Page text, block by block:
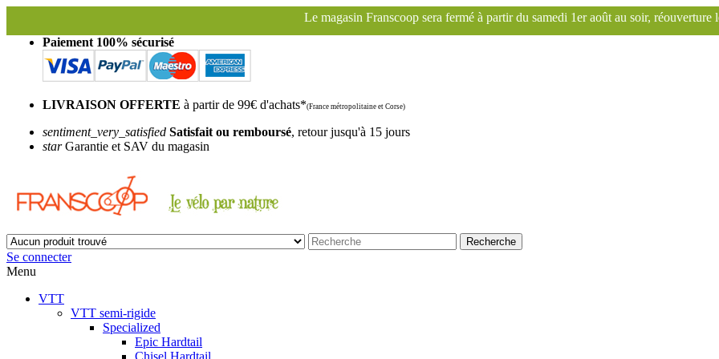
Le magasin Franscoop sera fermé à partir du samedi 1er août au soir, réouverture le mardi 1er septembre.
Paiement 100% sécurisé
LIVRAISON OFFERTE à partir de 99€ d'achats*(France métropolitaine et Corse)
sentiment_very_satisfied Satisfait ou remboursé, retour jusqu'à 15 jours
starGarantie et SAV du magasin
Recherche
Se connecter
Menu
VTT
VTT semi-rigide
Specialized
Epic Hardtail
Chisel Hardtail